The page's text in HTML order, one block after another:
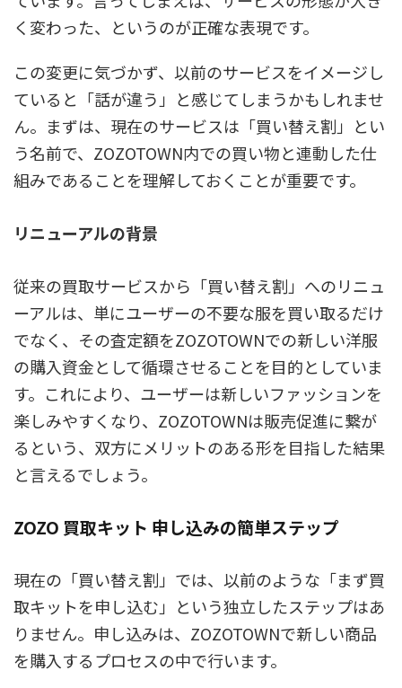
く変わった、というのが正確な表現です。
この変更に気づかず、以前のサービスをイメージし
ていると「話が違う」と感じてしまうかもしれませ
ん。まずは、現在のサービスは「買い替え割」とい
う名前で、ZOZOTOWN内での買い物と連動した仕
組みであることを理解しておくことが重要です。
リニューアルの背景
従来の買取サービスから「買い替え割」へのリニュ
ーアルは、単にユーザーの不要な服を買い取るだけ
でなく、その査定額をZOZOTOWNでの新しい洋服
の購入資金として循環させることを目的としていま
す。これにより、ユーザーは新しいファッションを
楽しみやすくなり、ZOZOTOWNは販売促進に繋が
るという、双方にメリットのある形を目指した結果
と言えるでしょう。
ZOZO 買取キット 申し込みの簡単ステップ
現在の「買い替え割」では、以前のような「まず買
取キットを申し込む」という独立したステップはあ
りません。申し込みは、 ZOZOTOWNで新しい商品
を購入するプロセスの中で行います。